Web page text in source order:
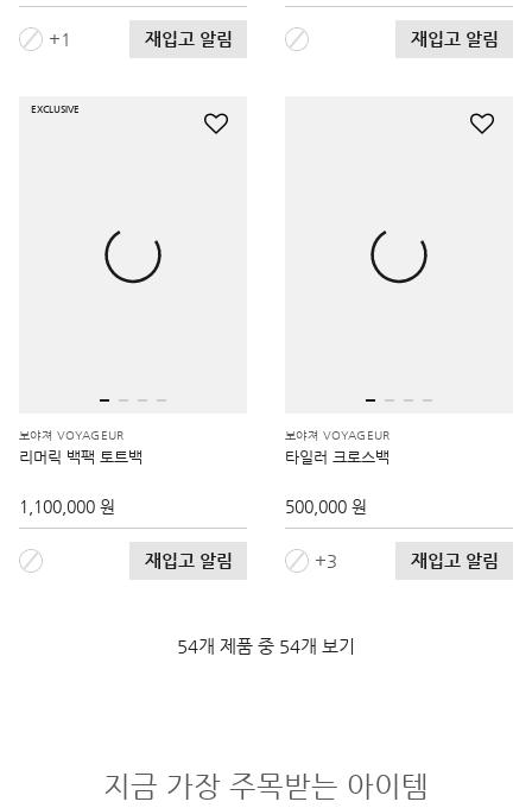
1 재입고 알림 재입고 알림
EXCLUSIVE
보야져 VOYAGEUR
리머릭 백팩 토트백
1,100,000 원
재입고 알림
보야져 VOYAGEUR
타일러 크로스백
500,000 원
3 재입고 알림
54개 제품 중 54개 보기
지금 가장 주목받는 아이템